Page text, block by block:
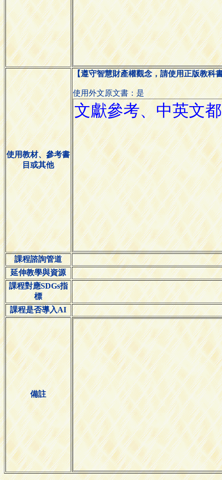
使用教材、參考書
目或其他
【遵守智慧財產權觀念，請使用正版教科
使用外文原文書：是
課程諮詢管道
延伸教學與資源
課程對應SDGs指
標
課程是否導入AI
備註